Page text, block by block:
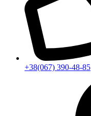
+38(067) 390-48-85